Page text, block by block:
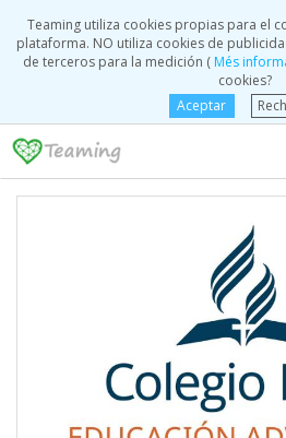
Teaming utiliza cookies propias para el
plataforma. NO utiliza cookies de
de terceros para la medición (Més
cookies?
Aceptar